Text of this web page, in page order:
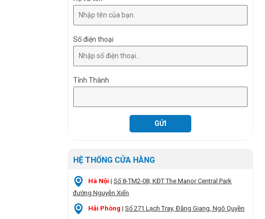
Số điện thoại
Tỉnh Thành
HỆ THỐNG CỬA HÀNG
Hà Nội | Số 8-TM2-08, KĐT The Manor Central Park
đường Nguyễn Xiển
Hải Phòng | Số 271 Lạch Tray, Đằng Giang, Ngô Quyền